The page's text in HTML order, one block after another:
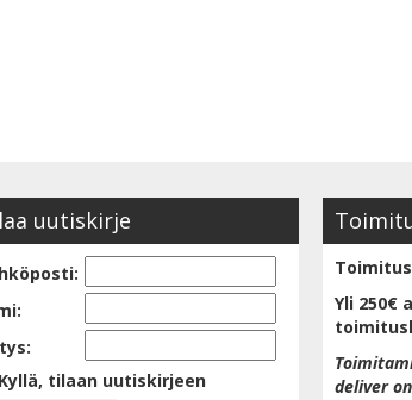
uutiskirje
Kyllä, tilaan uutiskirjeen
Yli 250€
deliver